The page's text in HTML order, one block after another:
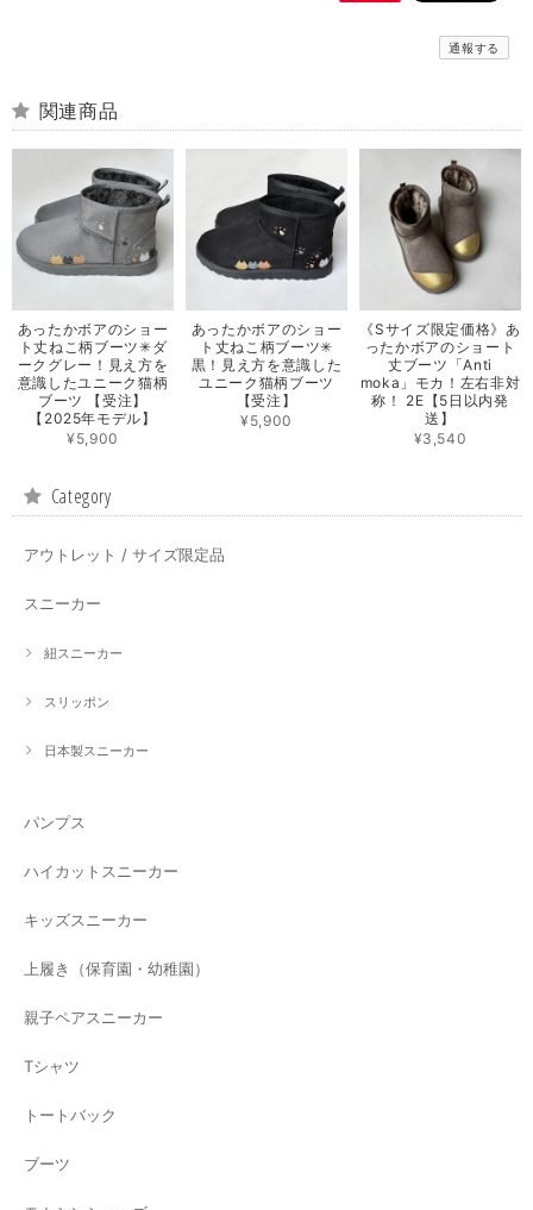
通報する
関連商品
あったかボアのショー
ト丈ねこ柄ブーツ✳︎ダ
ークグレー！見え方を
意識したユニーク猫柄
ブーツ 【受注】
【2025年モデル】
¥5,900
あったかボアのショー
ト丈ねこ柄ブーツ✳︎
黒！見え方を意識した
ユニーク猫柄ブーツ
【受注】
¥5,900
《Sサイズ限定価格》あ
ったかボアのショート
丈ブーツ「Anti
moka」モカ！左右非対
称！ 2E【5日以内発
送】
¥3,540
Category
アウトレット / サイズ限定品
スニーカー
紐スニーカー
スリッポン
日本製スニーカー
パンプス
ハイカットスニーカー
キッズスニーカー
上履き（保育園・幼稚園）
親子ペアスニーカー
Tシャツ
トートバック
ブーツ